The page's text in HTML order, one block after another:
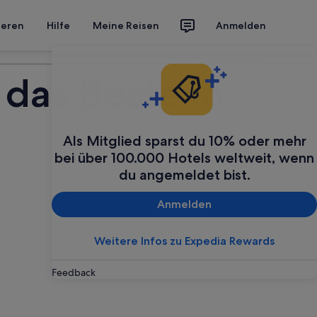
Hilfe Meine Reisen Anmelden
Als Mitglied sparst du 10% oder mehr
bei über 100.000 Hotels weltweit, wenn
du angemeldet bist.
Anmelden
Weitere Infos zu Expedia Rewards
Feedback
Beste in